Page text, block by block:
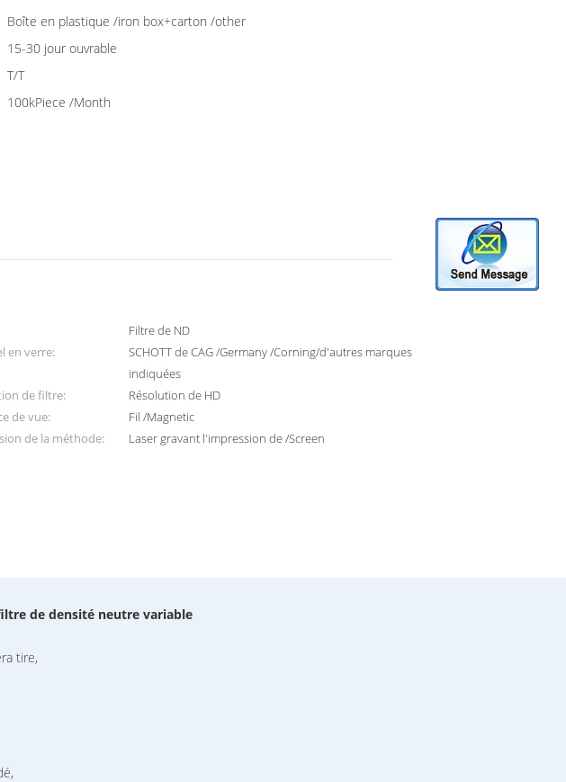
Boîte en plastique /iron box+carton /other
15-30 jour ouvrable
T/T
100kPiece /Month
Filtre de ND
en verre:
SCHOTT de CAG /Germany /Corning/d'autres marques
indiquées
de filtre:
Résolution de HD
de vue:
Fil /Magnetic
de la méthode: Laser gravant l'impression de /Screen
de densité neutre variable
tire,